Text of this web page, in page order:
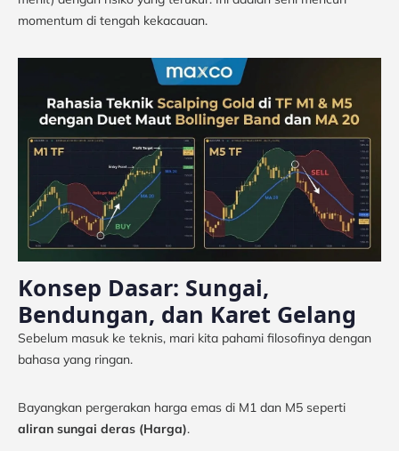
momentum di tengah kekacauan.
Konsep Dasar: Sungai,
Bendungan, dan Karet Gelang
Sebelum masuk ke teknis, mari kita pahami filosofinya dengan
bahasa yang ringan.
Bayangkan pergerakan harga emas di M1 dan M5 seperti
aliran sungai deras (Harga).